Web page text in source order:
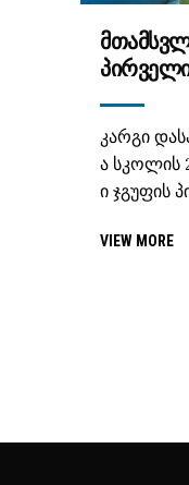
კარგი
ა სკოლის
ი ჯგუფის
VIEW MORE